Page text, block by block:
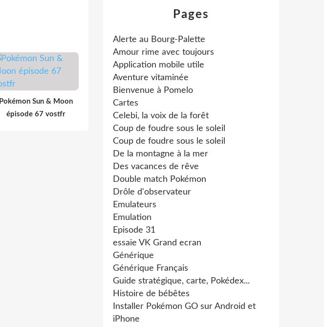
Pokémon Sun & Moon
épisode 67 vostfr
Pages
Alerte au Bourg-Palette
Amour rime avec toujours
Application mobile utile
Aventure vitaminée
Bienvenue à Pomelo
Cartes
Celebi, la voix de la forêt
Coup de foudre sous le soleil
Coup de foudre sous le soleil
De la montagne à la mer
Des vacances de rêve
Double match Pokémon
Drôle d'observateur
Emulateurs
Emulation
Episode 31
essaie VK Grand ecran
Générique
Générique Français
Guide stratégique, carte, Pokédex...
Histoire de bébêtes
Installer Pokémon GO sur Android et
iPhone